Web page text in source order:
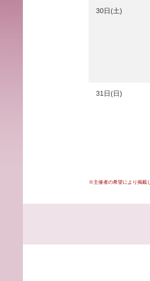
30日(土)
31日(日)
※主催者の希望により掲載